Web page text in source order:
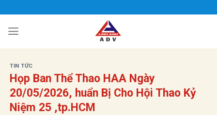
qua
nội
TIN TỨC
Họp Ban Thể Thao HAA Ngày
20/05/2026, huẩn Bị Cho Hội Thao Kỷ
Niệm 25 ,tp.HCM